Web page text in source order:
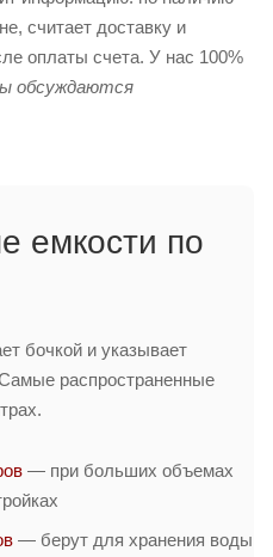
считает доставку и
оплаты счета. У нас 100%
обсуждаются
емкости по
бочкой и указывает
распространенные
— при больших объемах
— берут для хранения воды